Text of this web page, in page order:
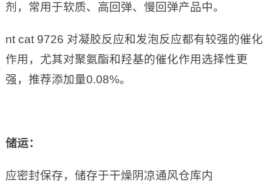
剂，常用于软质、高回弹、慢回弹产品中。
nt cat 9726 对凝胶反应和发泡反应都有较强的催化
作用，尤其对聚氨酯和羟基的催化作用选择性更
强，推荐添加量0.08%。
储运：
应密封保存，储存于干燥阴凉通风仓库内